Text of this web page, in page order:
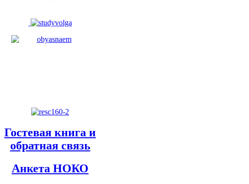
Гостевая книга и
обратная связь
Анкета НОКО